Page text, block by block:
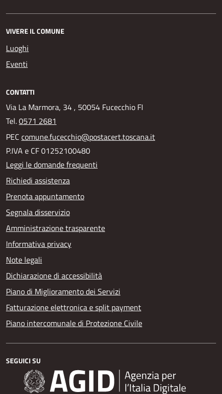
VIVERE IL COMUNE
Luoghi
Eventi
CONTATTI
Via La Marmora, 34 , 50054 Fucecchio FI
Tel.0571 2681
PEC comune.fucecchio@postacert.toscana.it
P.IVA e CF 01252100480
Leggi le domande frequenti
Richiedi assistenza
Prenota appuntamento
Segnala disservizio
Amministrazione trasparente
Informativa privacy
Note legali
Dichiarazione di accessibilità
Piano di Miglioramento dei Servizi
Fatturazione elettronica e split payment
Piano intercomunale di Protezione Civile
SEGUICI SU